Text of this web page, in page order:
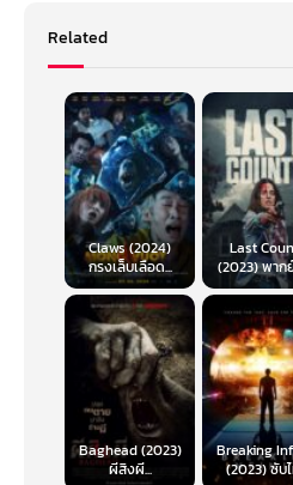
Related
Claws (2024)
กรงเล็บเลือด...
Last
(2023) พาก
Baghead (2023)
ผีสิงผี...
Breaking
(2023) ซับ